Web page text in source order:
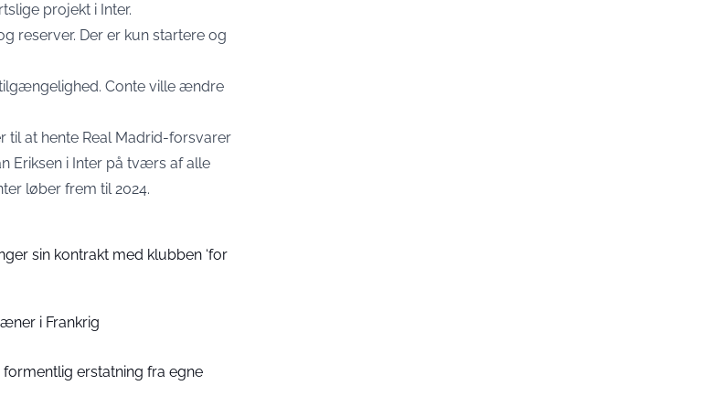
projekt i Inter.
reserver. Der er kun startere og
Conte ville ændre
at hente Real Madrid-forsvarer
Eriksen i Inter på tværs af alle
løber frem til 2024.
sin kontrakt med klubben ‘for
i Frankrig
erstatning fra egne